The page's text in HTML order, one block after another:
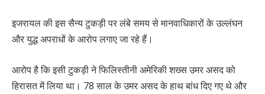
इजरायल की इस सैन्य टुकड़ी पर लंबे समय से मानवाधिकारों के उल्लंघन
और युद्ध अपराधों के आरोप लगाए जा रहे हैं।
आरोप है कि इसी टुकड़ी ने फिलिस्तीनी अमेरिकी शख्स उमर असद को
हिरासत में लिया था। 78 साल के उमर असद के हाथ बांध दिए गए थे और